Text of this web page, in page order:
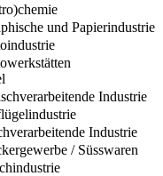
und Papierindustrie
Industrie
Industrie
/ Süsswaren